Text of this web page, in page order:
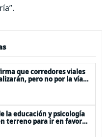
que corredores viales
pero no por la vía
la educación y psicología
terreno para ir en favor
por la emergencia